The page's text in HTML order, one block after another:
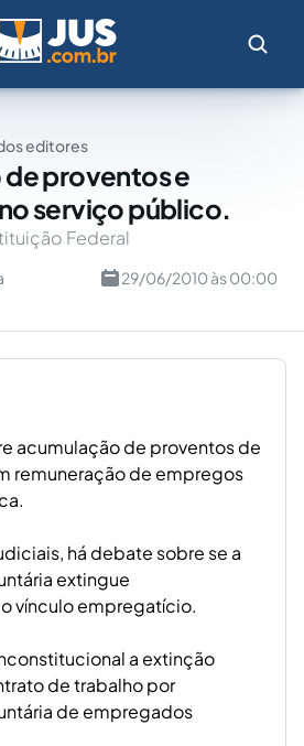
editores
proventos e
serviço público.
Federal
29/06/2010 às 00:00
acumulação de proventos de
remuneração de empregos
há debate sobre se a
extingue
vínculo empregatício.
a extinção
de trabalho por
de empregados